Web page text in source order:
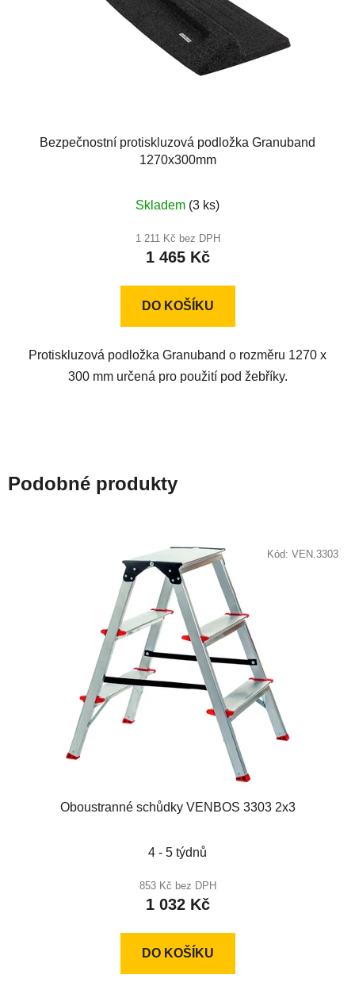
Bezpečnostní protiskluzová podložka Granuband
1270x300mm
Skladem (3 ks)
1 211 Kč bez DPH
1 465 Kč
DO KOŠÍKU
Protiskluzová podložka Granuband o rozměru 1270 x
300 mm určená pro použití pod žebříky.
Podobné produkty
Oboustranné schůdky VENBOS 3303 2x3
hodnocení
produktu
je
z
4 - 5 týdnů
853 Kč bez DPH
1 032 Kč
DO KOŠÍKU
Kód: VEN.3303